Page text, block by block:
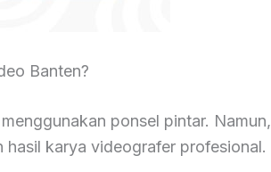
Banten?
ponsel pintar. Namun,
hasil karya videografer profesional.